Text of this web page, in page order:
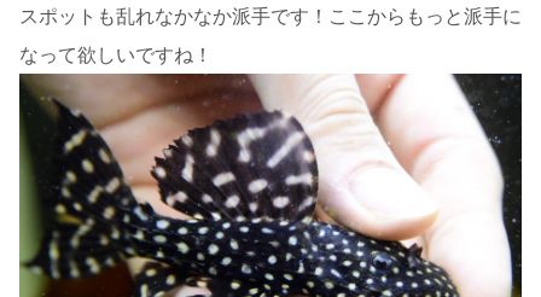
スポットも乱れなかなか派手です！ここからもっと派手に
なって欲しいですね！